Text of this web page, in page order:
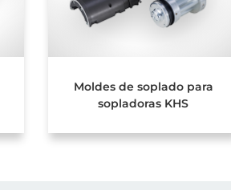
Moldes de soplado para
sopladoras KHS